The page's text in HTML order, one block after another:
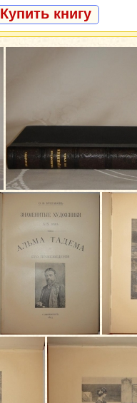
Купить книгу